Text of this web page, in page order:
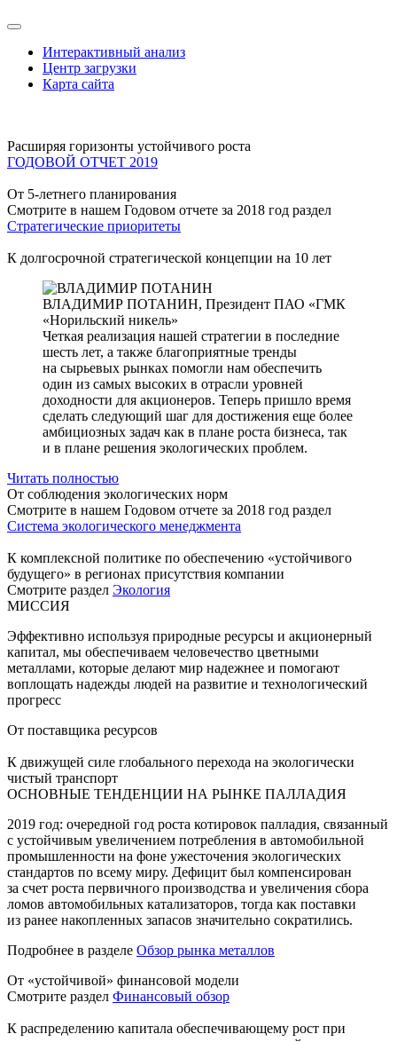
Интерактивный анализ
Центр загрузки
Карта сайта
Расширяя горизонты устойчивого роста
ГОДОВОЙ ОТЧЕТ 2019
От 5-летнего планирования
Смотрите в нашем Годовом отчете за 2018 год раздел
Стратегические приоритеты
К долгосрочной стратегической концепции на 10 лет
ВЛАДИМИР ПОТАНИН, Президент ПАО «ГМК
«Норильский никель»
Четкая реализация нашей стратегии в последние
шесть лет, а также благоприятные тренды
на сырьевых рынках помогли нам обеспечить
один из самых высоких в отрасли уровней
доходности для акционеров. Теперь пришло время
сделать следующий шаг для достижения еще более
амбициозных задач как в плане роста бизнеса, так
и в плане решения экологических проблем.
Читать полностью
От соблюдения экологических норм
Смотрите в нашем Годовом отчете за 2018 год раздел
Система экологического менеджмента
К комплексной политике по обеспечению «устойчивого
будущего» в регионах присутствия компании
Смотрите раздел Экология
МИССИЯ
Эффективно используя природные ресурсы и акционерный
капитал, мы обеспечиваем человечество цветными
металлами, которые делают мир надежнее и помогают
воплощать надежды людей на развитие и технологический
прогресс
От поставщика ресурсов
К движущей силе глобального перехода на экологически
чистый транспорт
ОСНОВНЫЕ ТЕНДЕНЦИИ НА РЫНКЕ ПАЛЛАДИЯ
2019 год: очередной год роста котировок палладия, связанный
с устойчивым увеличением потребления в автомобильной
промышленности на фоне ужесточения экологических
стандартов по всему миру. Дефицит был компенсирован
за счет роста первичного производства и увеличения сбора
ломов автомобильных катализаторов, тогда как поставки
из ранее накопленных запасов значительно сократились.
Подробнее в разделе Обзор рынка металлов
От «устойчивой» финансовой модели
Смотрите раздел Финансовый обзор
К распределению капитала обеспечивающему рост при